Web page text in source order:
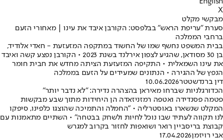
X
מבקשי מקלט
סערת "עריפת הראש" בבלפסט: הקורבן איבד את עינו | מאחורי הזעם
ברחבי הממלכה
בבית המשפט נחשף שמו של החשוד במתקפה המזעזעת - חאדי אלודיד,
בן 30 מסודאן, שהגיע לצפון אירלנד בשנת 2023 • הקורבן נפצע קשה ואיבד
את עינו השמאלית • התקיפה המזעזעת הציתה מחדש את חבית חומר
הנפץ של ההגירה • הנתונים שמעידים על הזעם בממלכה
דין ברנדשטטר10.06.2026
הכדורגלניות שברחו מאיראן בהצהרה נדירה: "לא נדבר יותר"
פטמה פסנדידה ואטפה רמזניזאדה הן היחידות מתוך שבע מבקשות
המקלט שנשארו באוסטרליה • "החמלה והתמיכה שהוצגו כלפינו, סיפקו
לנו תקווה לעתיד שבו נוכל לחיות ולשחק בבטחה" • השתיים מתאמנות עם
קבוצת בריסביין רואר ושואפות לחזור בקרוב למגרש
אבי רויזמן17.04.2026